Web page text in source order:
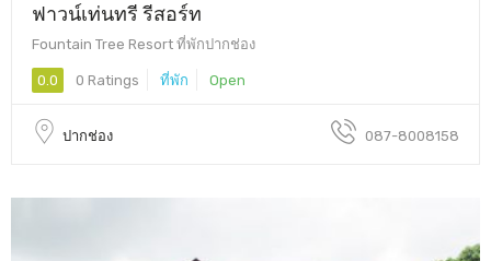
ฟาวน์เท่นทรี รีสอร์ท
Fountain Tree Resort ที่พักปากช่อง
0.0 0 Ratings ที่พัก Open
ปากช่อง 087-8008158